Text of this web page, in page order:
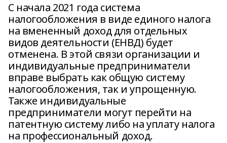
С начала 2021 года система
налогообложения в виде единого налога
на вмененный доход для отдельных
видов деятельности (ЕНВД) будет
отменена. В этой связи организации и
индивидуальные предприниматели
вправе выбрать как общую систему
налогообложения, так и упрощенную.
Также индивидуальные
предприниматели могут перейти на
патентную систему либо на уплату налога
на профессиональный доход.